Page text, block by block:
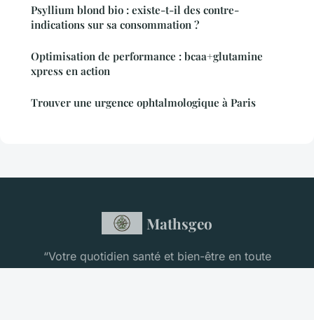
Psyllium blond bio : existe-t-il des contre-
indications sur sa consommation ?
Optimisation de performance : bcaa+glutamine
xpress en action
Trouver une urgence ophtalmologique à Paris
Mathsgeo
“Votre quotidien santé et bien-être en toute